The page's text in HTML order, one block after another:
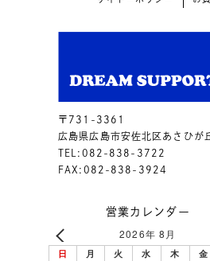
〒731-3361
広島県広島市安佐北区あさひが
TEL:082-838-3722
FAX:082-838-3924
営業カレンダー
2026年 8月
日 月 火 水 木 金